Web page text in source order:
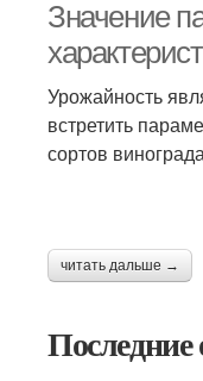
Значение
Урожайность
встретить
сортов
читать дальше →
Последние